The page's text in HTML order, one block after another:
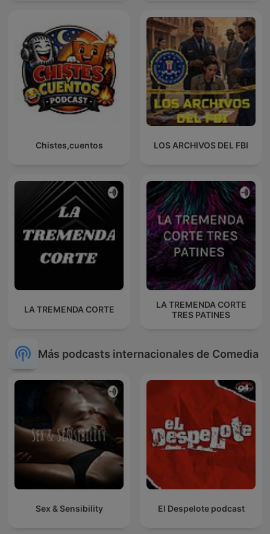
Chistes,cuentos LOS ARCHIVOS DEL FBI
LA TREMENDA CORTE
LA TREMENDA CORTE
TRES PATINES
Más podcasts internacionales de Comedia
Sex & Sensibility El Despelote podcast